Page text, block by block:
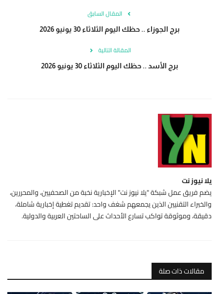
المقال السابق
برج الجوزاء .. حظك اليوم الثلاثاء 30 يونيو 2026
المقالة التالية
برج الأسد .. حظك اليوم الثلاثاء 30 يونيو 2026
يلا نيوز نت
يضم فريق عمل شبكة "يلا نيوز نت" الإخبارية نخبة من الصحفيين، والمحررين،
والخبراء التقنيين الذين يجمعهم شغف واحد: تقديم تغطية إخبارية شاملة،
دقيقة، وموثوقة تواكب تسارع الأحداث على الساحتين العربية والدولية.
مقالات ذات صلة